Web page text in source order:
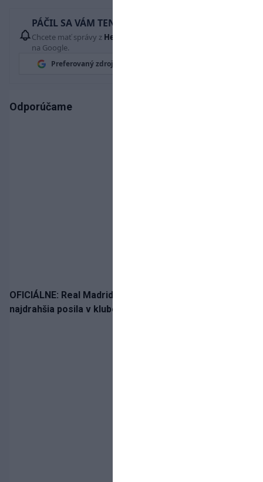
PÁČIL SA VÁM TENTO ČLÁNOK?
Chcete mať správy z Hetrik.sk
na Google.
Preferovaný zdroj
Odporúčame
OFICIÁLNE: Real Madrid rozbil bank. Z Lipska prichádza
najdrahšia posila v klubovej histórii